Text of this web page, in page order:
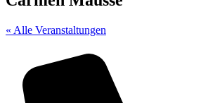
« Alle Veranstaltungen